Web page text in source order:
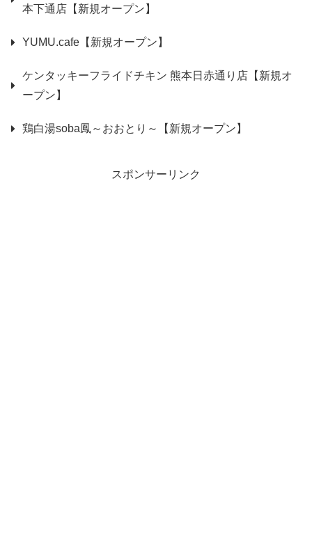
本下通店【新規オープン】
YUMU.cafe【新規オープン】
ケンタッキーフライドチキン 熊本日赤通り店【新規オ
ープン】
鶏白湯soba鳳～おおとり～【新規オープン】
スポンサーリンク